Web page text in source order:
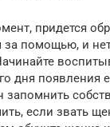
придется
помощью, и
дня появления
если звать